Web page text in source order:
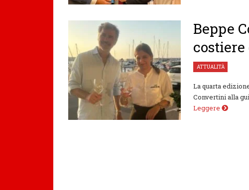
Beppe
ATTUALITÀ
La quarta
Convertini alla
Leggere